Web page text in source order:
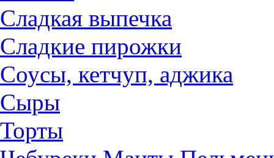
Сладкая выпечка
Сладкие пирожки
Соусы, кетчуп, аджика
Сыры
Торты